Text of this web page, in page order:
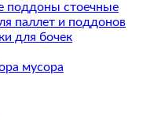
поддоны стоечные
паллет и поддонов
для бочек
мусора